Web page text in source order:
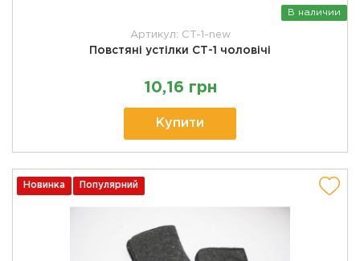
В наличии
Артикул: CT-1-new
Повстяні устілки СТ-1 чоловічі
10,16 грн
Купити
Новинка Популярний